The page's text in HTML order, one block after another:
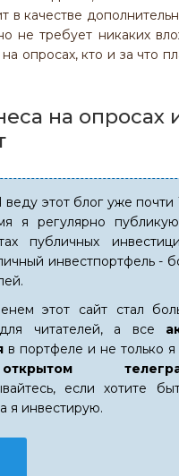
качестве
не требует никаких
опросах, кто и за что
на опросах
этот блог уже почти
я регулярно публикую
публичных
инвестпортфель -
этот сайт стал
читателей, а все
в портфеле и не только я
телеграм-
если хотите
я инвестирую.